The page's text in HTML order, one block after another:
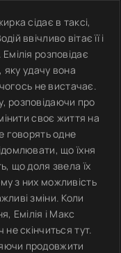
сідає в таксі,
ввічливо вітає її і
розповідає
яку удачу вона
не вистачає.
розповідаючи про
своє життя на
говорять одне
що їхня
що доля звела їх
з них можливість
зміни. Коли
Емілія і Макс
скінчиться тут.
продовжити